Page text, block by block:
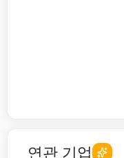
연관 기업